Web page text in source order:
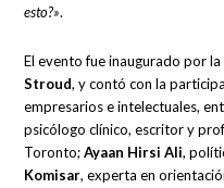
esto?».
El evento fue inaugurado por
Stroud, y contó con la
empresarios e intelectuales,
psicólogo clínico, escritor y
Toronto;Ayaan Hirsi Ali,
Komisar, experta en